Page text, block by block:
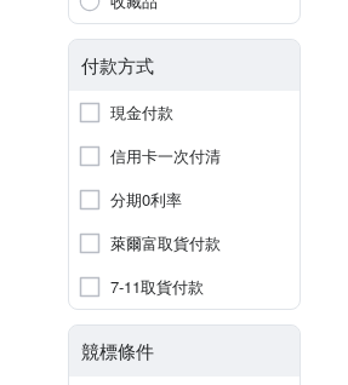
付款方式
現金付款
信用卡一次付清
分期0利率
萊爾富取貨付款
7-11取貨付款
競標條件